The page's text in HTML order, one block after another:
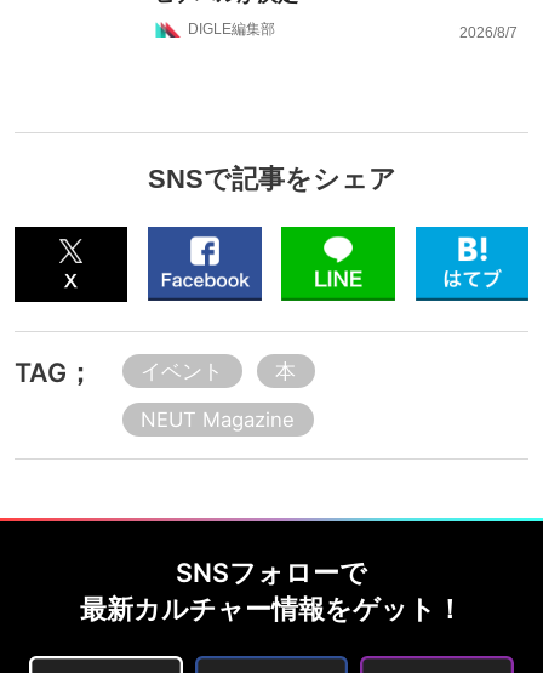
DIGLE編集部 2026/8/7
SNSで記事をシェア
TAG； イベント
本
NEUT Magazine
SNSフォローで
最新カルチャー情報をゲット！